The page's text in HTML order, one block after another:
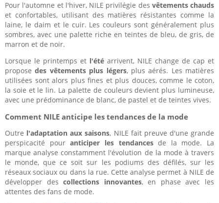
Pour l'automne et l'hiver, NILE privilégie des vêtements chauds
et confortables, utilisant des matières résistantes comme la
laine, le daim et le cuir. Les couleurs sont généralement plus
sombres, avec une palette riche en teintes de bleu, de gris, de
marron et de noir.
Lorsque le printemps et l'été arrivent, NILE change de cap et
proposedes vêtements plus légers, plus aérés. Les matières
utilisées sont alors plus fines et plus douces, comme le coton,
la soie et le lin. La palette de couleurs devient plus lumineuse,
avec une prédominance de blanc, de pastel et de teintes vives.
Comment NILE anticipe les tendances de la mode
Outre l'adaptation aux saisons, NILE fait preuve d'une grande
perspicacité pouranticiper les tendancesde la mode. La
marque analyse constamment l'évolution de la mode à travers
le monde, que ce soit sur les podiums des défilés, sur les
réseaux sociaux ou dans la rue. Cette analyse permet à NILE de
développer descollections innovantes, en phase avec les
attentes des fans de mode.